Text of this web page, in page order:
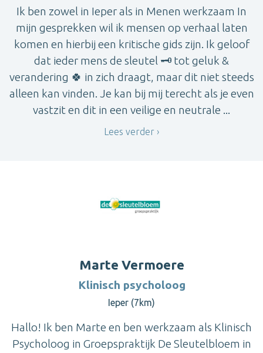
Ik ben zowel in Ieper als in Menen werkzaam In
mijn gesprekken wil ik mensen op verhaal laten
komen en hierbij een kritische gids zijn. Ik geloof
dat ieder mens de sleutel 🗝 tot geluk &
verandering 🍀 in zich draagt, maar dit niet steeds
alleen kan vinden. Je kan bij mij terecht als je even
vastzit en dit in een veilige en neutrale ...
Lees verder
Marte Vermoere
Klinisch psycholoog
Ieper (7km)
Hallo! Ik ben Marte en ben werkzaam als Klinisch
Psycholoog in Groepspraktijk De Sleutelbloem in